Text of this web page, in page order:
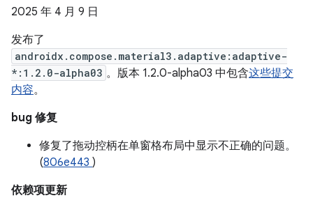
2025 年 4 月 9 日
发布了
androidx.compose.material3.adaptive:adaptive-
*:1.2.0-alpha03 。版本 1.2.0-alpha03 中包含这些提交
内容。
bug 修复
修复了拖动控柄在单窗格布局中显示不正确的问题。
(806e443 )
依赖项更新